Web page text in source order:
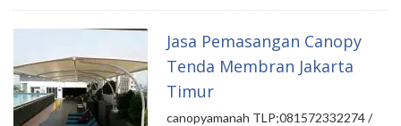
Jasa Pemasangan Canopy
Tenda Membran Jakarta
Timur
canopyamanah TLP;081572332274 /